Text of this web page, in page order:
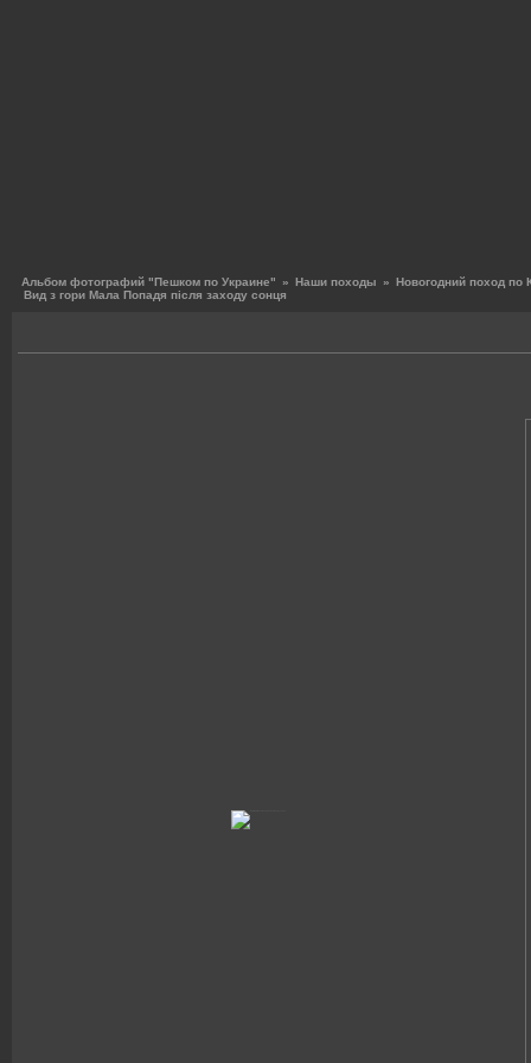
Альбом фотографий "Пешком по Украине" » Наши походы » Новогодний поход по
Вид з гори Мала Попадя після заходу сонця